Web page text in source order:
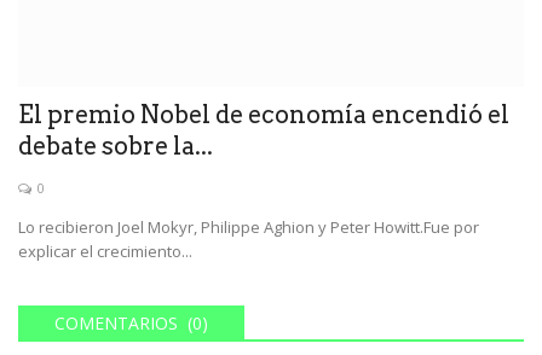
El premio Nobel de economía encendió el
debate sobre la...
0
Lo recibieron Joel Mokyr, Philippe Aghion y Peter Howitt.Fue por
explicar el crecimiento...
COMENTARIOS (0)